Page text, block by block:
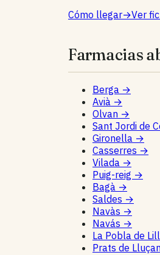
Cómo llegar→Ver
Farmacias
Berga →
Avià →
Olvan →
Sant Jordi de
Gironella →
Casserres →
Vilada →
Puig-reig →
Bagà →
Saldes →
Navàs →
Navás →
La Pobla de
Prats de